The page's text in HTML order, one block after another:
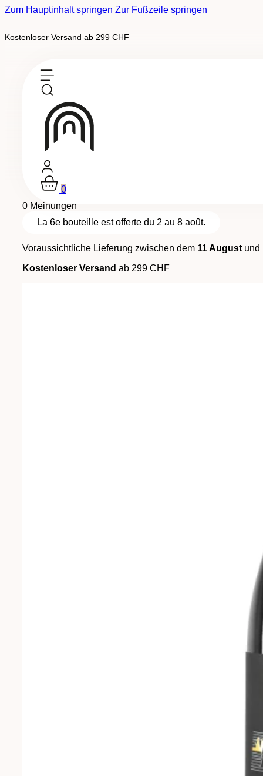
Zum Hauptinhalt springen Zur Fußzeile springen
Kostenloser Versand ab 299 CHF
0
Ausverkauf
Signature
AOC Wallis
Rosé de Pinot Noir "Rêve"
0 Meinungen
La 6e bouteille est offerte du 2 au 8 août.
Voraussichtliche Lieferung zwischen dem 11 August und
Kostenloser Versand ab 299 CHF